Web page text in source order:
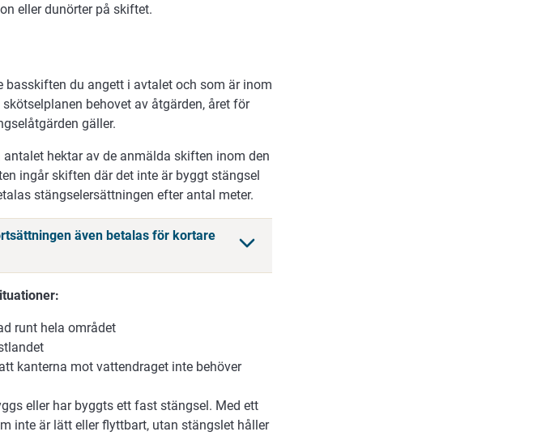
eller dunörter på skiftet.
du angett i avtalet och som är inom
behovet av åtgärden, året för
gäller.
hektar av de anmälda skiften inom den
ingår skiften där det inte är byggt stängsel
stängselersättningen efter antal meter.
även betalas för kortare
runt hela området
kanterna mot vattendraget inte behöver
eller har byggts ett fast stängsel. Med ett
inte är lätt eller flyttbart, utan stängslet håller